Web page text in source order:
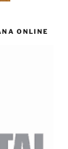
ONLINE